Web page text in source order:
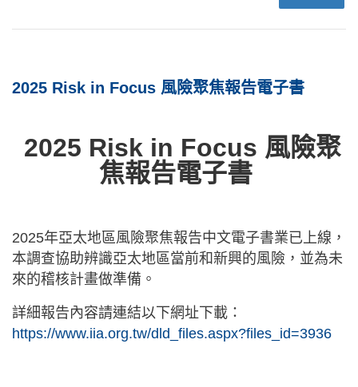
2025 Risk in Focus 風險聚焦報告電子書
2025 Risk in Focus 風險聚
焦報告電子書
2025年亞太地區風險聚焦報告中文電子書業已上線，
本調查協助辨識亞太地區當前和新興的風險，並為未
來的稽核計畫做準備。
詳細報告內容請連結以下網址下載：
https://www.iia.org.tw/dld_files.aspx?files_id=3936